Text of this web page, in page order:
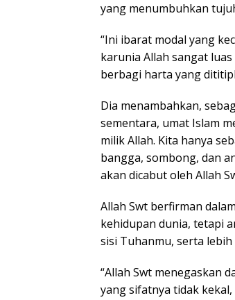
yang menumbuhkan
“Ini ibarat modal yang
karunia Allah sangat
berbagi harta yang
Dia menambahkan,
sementara, umat Islam
milik Allah. Kita hanya
bangga, sombong, dan
akan dicabut oleh Allah
Allah Swt berfirman
kehidupan dunia, tetapi
sisi Tuhanmu, serta
“Allah Swt menegaskan
yang sifatnya tidak